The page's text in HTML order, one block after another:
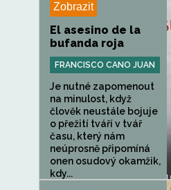
Zobrazit
El asesino de la
bufanda roja
FRANCISCO CANO JUAN
Je nutné zapomenout
na minulost, když
člověk neustále bojuje
o přežití tváří v tvář
času, který nám
neúprosně připomíná
onen osudový okamžik,
kdy...